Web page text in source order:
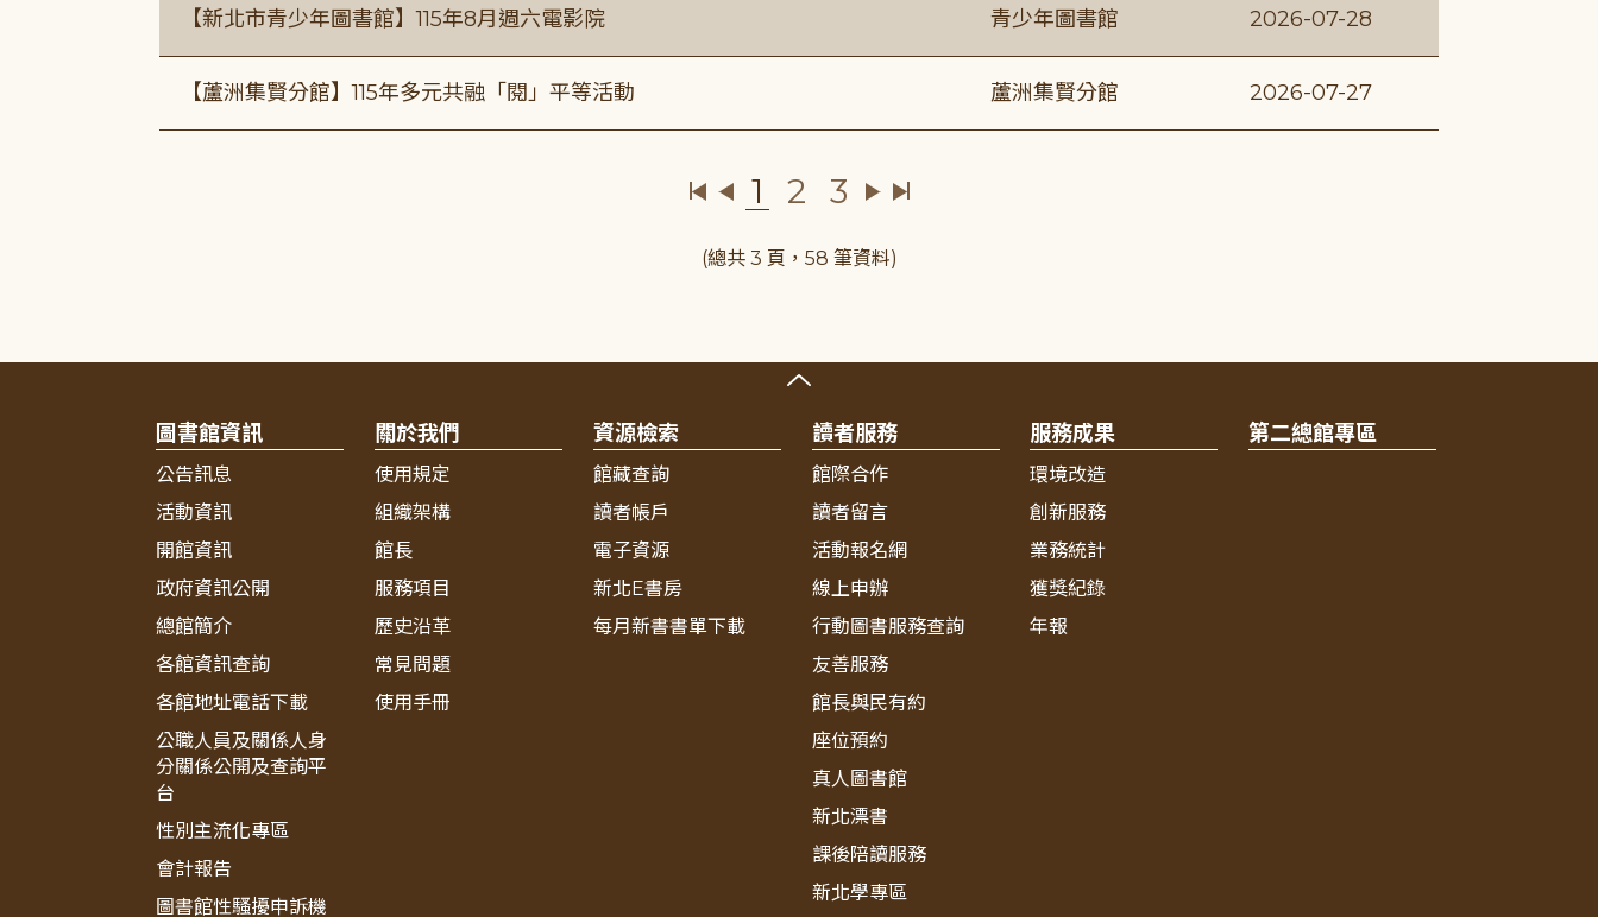
【新北市青少年圖書館】115年8月週六電影院 青少年圖書館 2026-07-28
【蘆洲集賢分館】115年多元共融「閱」平等活動 蘆洲集賢分館 2026-07-27
1 2 3
(總共 3 頁，58 筆資料)
圖書館資訊
公告訊息
活動資訊
開館資訊
政府資訊公開
總館簡介
各館資訊查詢
各館地址電話下載
公職人員及關係人身
分關係公開及查詢平
台
性別主流化專區
會計報告
圖書館性騷擾申訴機
關於我們
使用規定
組織架構
館長
服務項目
歷史沿革
常見問題
使用手冊
資源檢索
館藏查詢
讀者帳戶
電子資源
新北E書房
每月新書書單下載
讀者服務
館際合作
讀者留言
活動報名網
線上申辦
行動圖書服務查詢
友善服務
館長與民有約
座位預約
真人圖書館
新北漂書
課後陪讀服務
新北學專區
服務成果
環境改造
創新服務
業務統計
獲獎紀錄
年報
第二總館專區